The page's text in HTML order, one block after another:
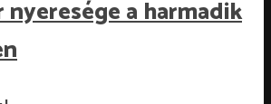
a harmadik